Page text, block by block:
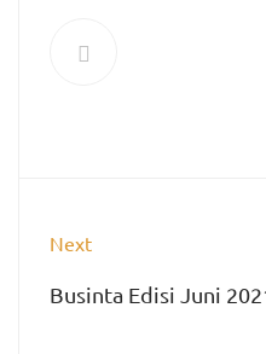
Next
Businta Edisi Juni